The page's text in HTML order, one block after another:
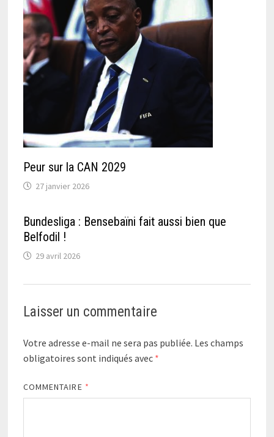
Peur sur la CAN 2029
27 janvier 2026
Bundesliga : Bensebaïni fait aussi bien que
Belfodil !
29 avril 2026
Laisser un commentaire
Votre adresse e-mail ne sera pas publiée. Les champs
obligatoires sont indiqués avec *
COMMENTAIRE *